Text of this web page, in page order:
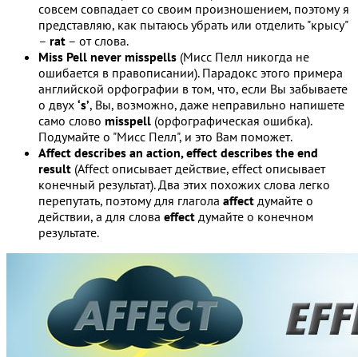
совсем совпадает со своим произношением, поэтому я
представляю, как пытаюсь убрать или отделить "крысу"
– rat – от слова.
Miss Pell never misspells (Мисс Пелл никогда не
ошибается в правописании). Парадокс этого примера
английской орфографии в том, что, если Вы забываете
о двух ‘s’, Вы, возможно, даже неправильно напишете
само слово misspell (орфографическая ошибка).
Подумайте о "Мисс Пелл", и это Вам поможет.
Affect describes an action, effect describes the end
result (Affect описывает действие, effect описывает
конечный результат). Два этих похожих слова легко
перепутать, поэтому для глагола affect думайте о
действии, а для слова effect думайте о конечном
результате.